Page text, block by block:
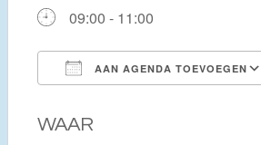
09:00 - 11:00
AAN AGENDA TOEVOEGEN
WAAR